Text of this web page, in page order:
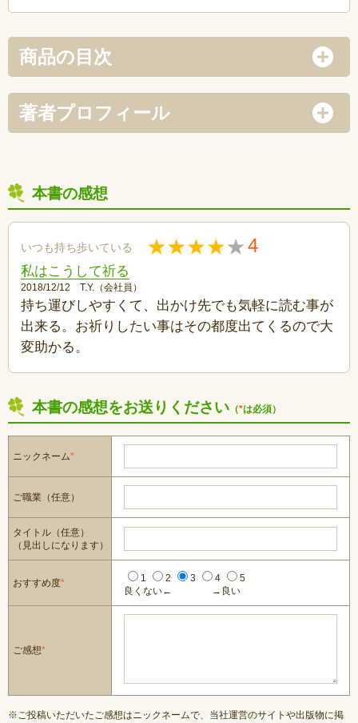
商品の目次
著者プロフィール
本書の感想
いつも持ち歩いている 4
私はこうして祈る
2018/12/12 T.Y.（会社員）
持ち運びしやすくて、出かけ先でも気軽に読む事が
出来る。お祈りしたい事はその都度出てくるので大
変助かる。
本書の感想をお送りください （*は必須）
ニックネーム*
ご職業（任意）
タイトル（任意）
（見出しになります）
おすすめ度* 1 2 3 4
5
良くない←
→良い
ご感想*
※ご投稿いただいたご感想はニックネームで、当社運営のサイトや出版物に掲